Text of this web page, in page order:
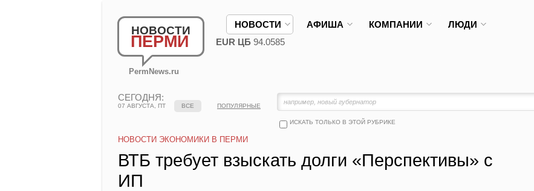
НОВОСТИ
ПЕРМИ
PermNews.ru
НОВОСТИ АФИША КОМПАНИИ ЛЮДИ
EUR ЦБ 94.0585
СЕГОДНЯ:
07 АВГУСТА, ПТ
ИСКАТЬ ТОЛЬКО В ЭТОЙ РУБРИКЕ
ВСЕ ПОПУЛЯРНЫЕ
НОВОСТИ ЭКОНОМИКИ В ПЕРМИ
ВТБ требует взыскать долги «Перспективы» с
ИП